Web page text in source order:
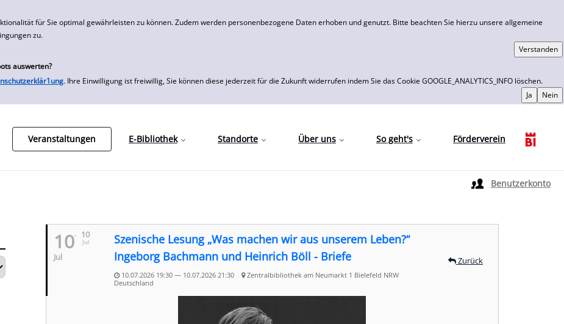
für Sie optimal gewährleisten zu können. Zudem werden personenbezogene Daten erhoben und genutzt. Bitte beachten Sie hierzu unsere allgemeine
zu.
auswerten?
. Ihre Einwilligung ist freiwillig, Sie können diese jederzeit für die Zukunft widerrufen indem Sie das Cookie GOOGLE_ANALYTICS_INFO löschen.
Veranstaltungen E-Bibliothek Standorte Über uns So geht's Förderverein
Benutzerkonto
Sprache auswählen
10
Jul
10
Jul
Szenische Lesung „Was machen wir aus unserem Leben?“
Ingeborg Bachmann und Heinrich Böll - Briefe
Zurück
10.07.2026 19:30 — 10.07.2026 21:30
Zentralbibliothek am Neumarkt 1 Bielefeld NRW
Deutschland